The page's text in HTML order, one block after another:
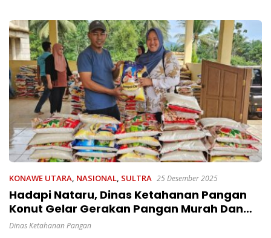
KONAWE UTARA, NASIONAL, SULTRA 25 Desember 2025
Hadapi Nataru, Dinas Ketahanan Pangan
Konut Gelar Gerakan Pangan Murah Dan
Salurkan Beras Sembako, 13 Kecamatan
Dinas Ketahanan Pangan